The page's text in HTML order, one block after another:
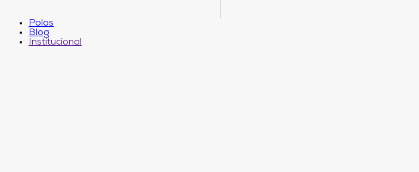
Polos
Blog
Institucional